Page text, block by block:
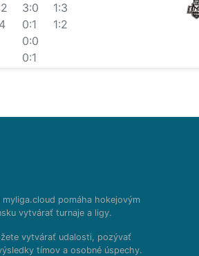
3:0
0:1
0:0
0:1
1:3
1:2
pomáha hokejovým
vytvárať turnaje a ligy.
vytvárať udalosti, pozývať
tímov a osobné úspechy.